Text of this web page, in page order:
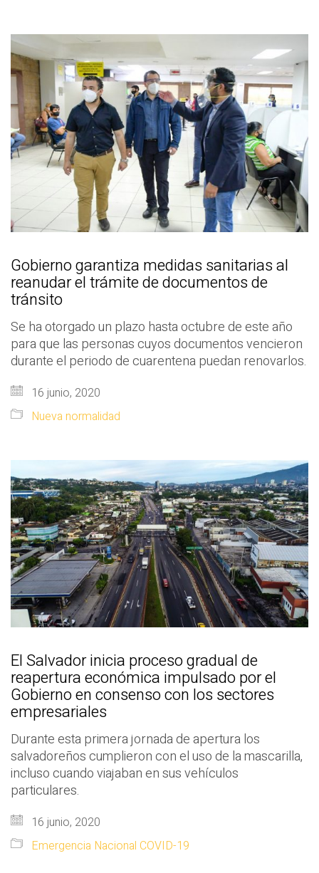
Gobierno garantiza medidas sanitarias al
reanudar el trámite de documentos de
tránsito
Se ha otorgado un plazo hasta octubre de este año
para que las personas cuyos documentos vencieron
durante el periodo de cuarentena puedan renovarlos.
16 junio, 2020
Nueva normalidad
El Salvador inicia proceso gradual de
reapertura económica impulsado por el
Gobierno en consenso con los sectores
empresariales
Durante esta primera jornada de apertura los
salvadoreños cumplieron con el uso de la mascarilla,
incluso cuando viajaban en sus vehículos
particulares.
16 junio, 2020
Emergencia Nacional COVID-19